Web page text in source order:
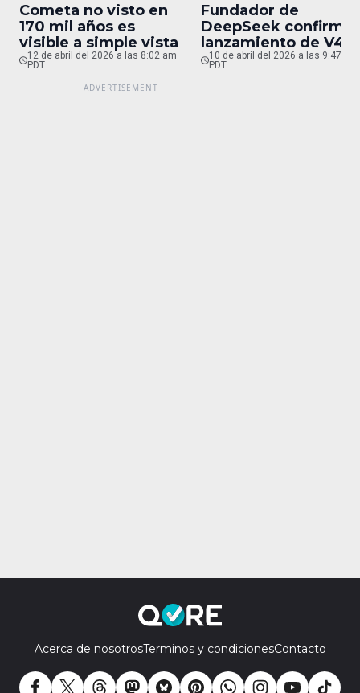
Cometa no visto en
170 mil años es
visible a simple vista
12 de abril del 2026 a las 8:02 am
PDT
Fundador de
DeepSeek confirma
lanzamiento de V4
para finales de abril
10 de abril del 2026 a las 9:47 pm
PDT
Acerca de nosotrosTerminos y condicionesContacto